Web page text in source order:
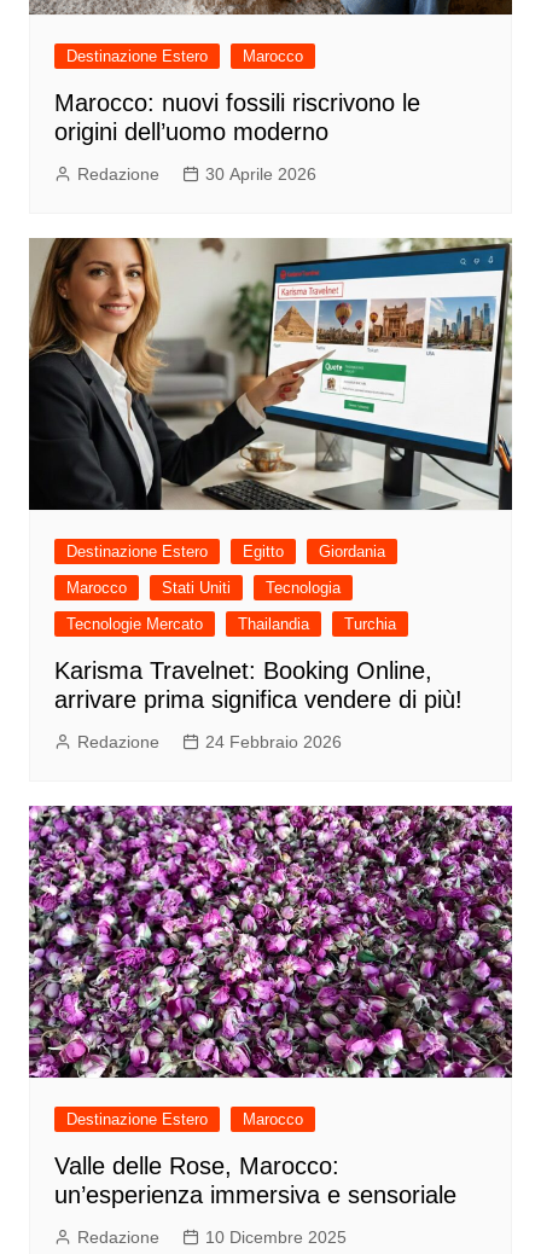
Destinazione Estero Marocco
Marocco: nuovi fossili riscrivono le
origini dell’uomo moderno
Redazione 30 Aprile 2026
Destinazione Estero Egitto
Giordania
Marocco
Stati Uniti
Tecnologia
Tecnologie Mercato
Thailandia Turchia
Karisma Travelnet: Booking Online,
arrivare prima significa vendere di più!
Redazione 24 Febbraio 2026
Destinazione Estero Marocco
Valle delle Rose, Marocco:
un’esperienza immersiva e sensoriale
Redazione 10 Dicembre 2025